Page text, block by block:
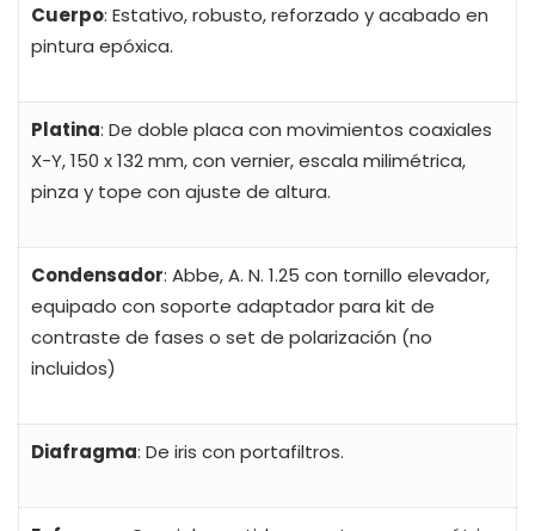
Cuerpo: Estativo, robusto, reforzado y acabado en
pintura epóxica.
Platina: De doble placa con movimientos coaxiales
X-Y, 150 x 132 mm, con vernier, escala milimétrica,
pinza y tope con ajuste de altura.
Condensador: Abbe, A. N. 1.25 con tornillo elevador,
equipado con soporte adaptador para kit de
contraste de fases o set de polarización (no
incluidos)
Diafragma: De iris con portafiltros.